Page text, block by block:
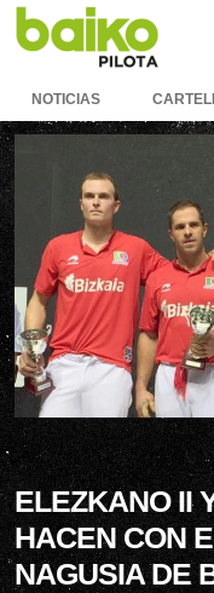
NOTICIAS
ELEZKANO II
HACEN CON
NAGUSIA DE